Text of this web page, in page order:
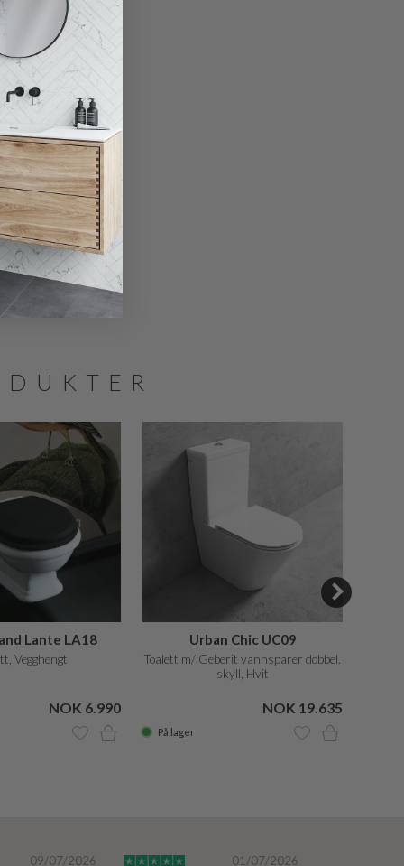
Lante LA18
Vegghengt
NOK 6.990
Urban Chic UC09
Toalett m/ Geberit vannsparer dobbel.
skyll, Hvit
NOK 19.635
På lager
09/07/2026 01/07/2026